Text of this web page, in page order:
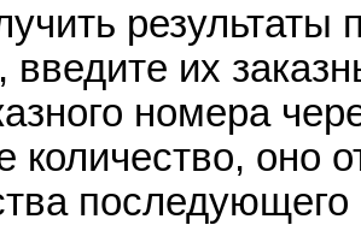
результаты
введите их
номера
количество, оно